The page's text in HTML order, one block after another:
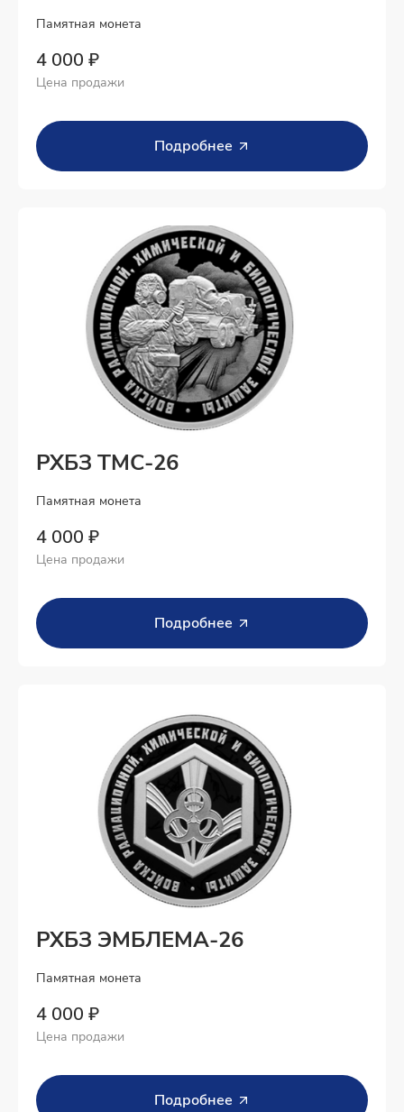
Памятная монета
4 000 ₽
Цена продажи
Подробнее
РХБЗ ТМС-26
Памятная монета
4 000 ₽
Цена продажи
Подробнее
РХБЗ ЭМБЛЕМА-26
Памятная монета
4 000 ₽
Цена продажи
Подробнее